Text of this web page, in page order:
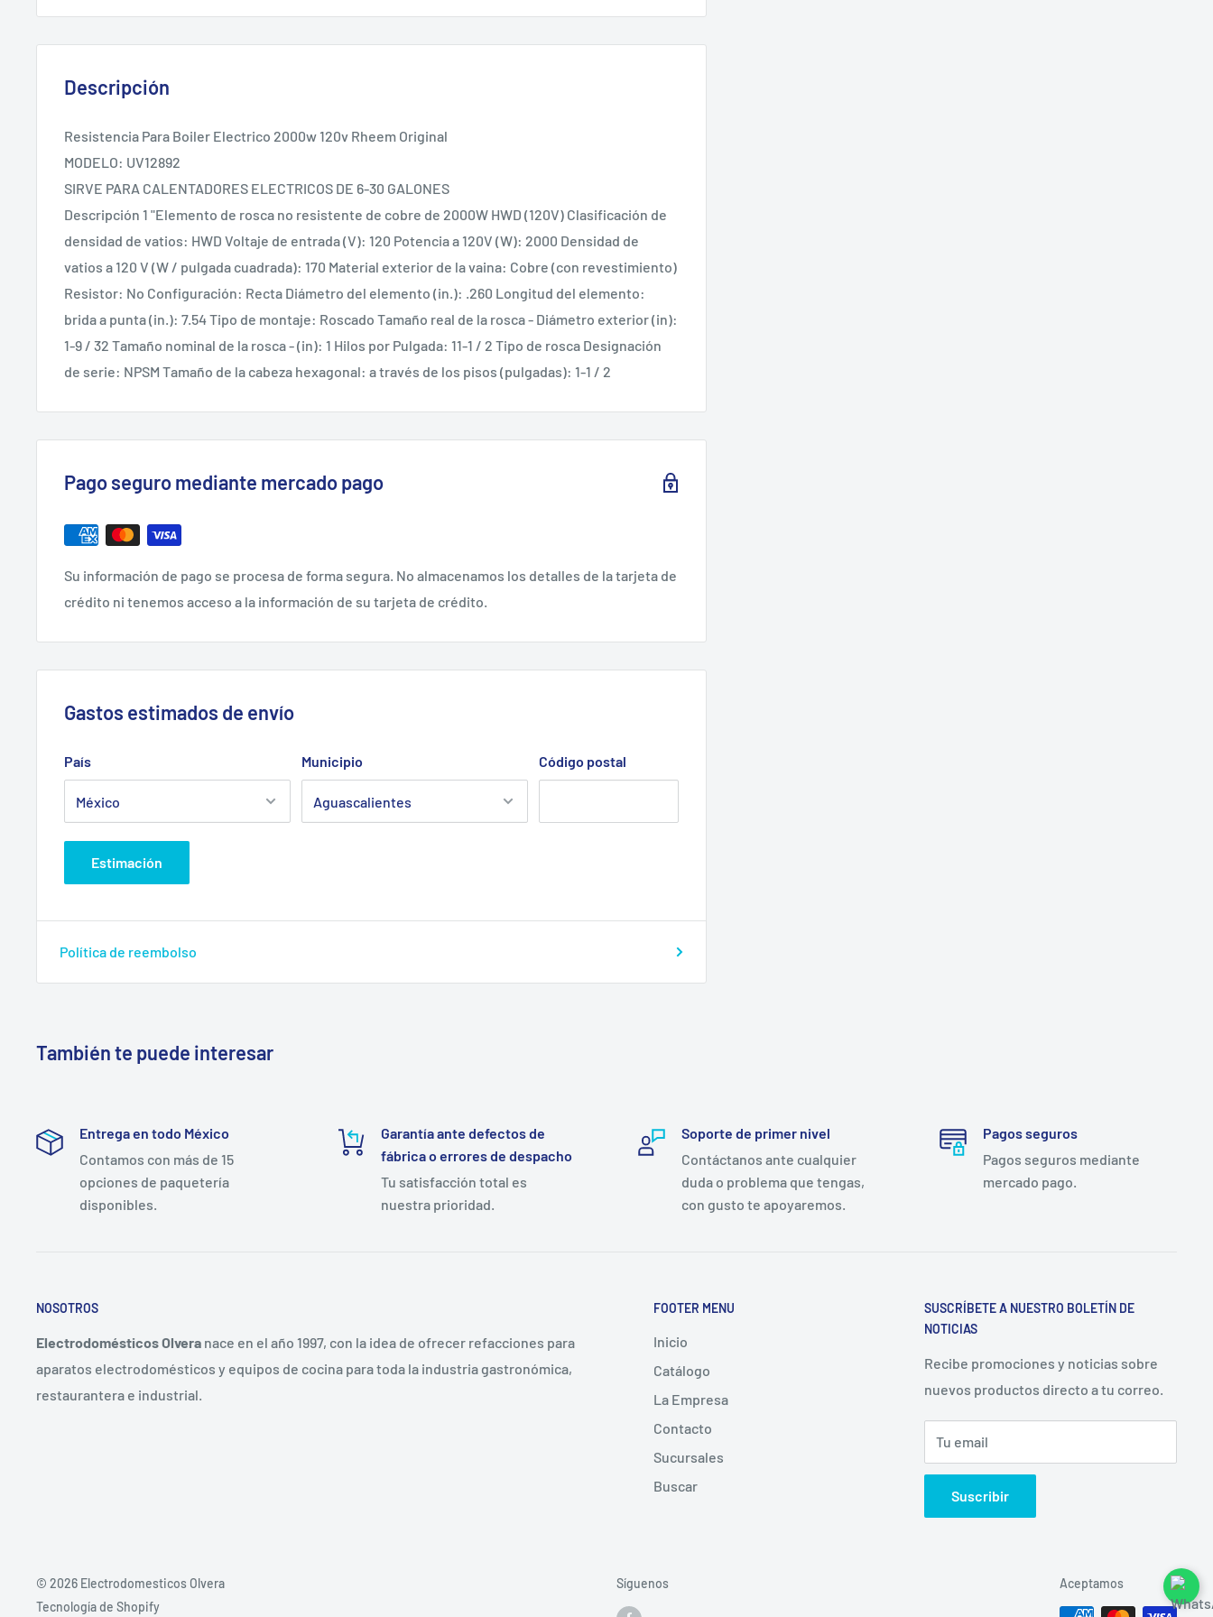
Descripción
Resistencia Para Boiler Electrico 2000w 120v Rheem Original
MODELO: UV12892
SIRVE PARA CALENTADORES ELECTRICOS DE 6-30 GALONES
Descripción 1 "Elemento de rosca no resistente de cobre de 2000W HWD (120V) Clasificación de
densidad de vatios: HWD Voltaje de entrada (V): 120 Potencia a 120V (W): 2000 Densidad de
vatios a 120 V (W / pulgada cuadrada): 170 Material exterior de la vaina: Cobre (con revestimiento)
Resistor: No Configuración: Recta Diámetro del elemento (in.): .260 Longitud del elemento:
brida a punta (in.): 7.54 Tipo de montaje: Roscado Tamaño real de la rosca - Diámetro exterior (in):
1-9 / 32 Tamaño nominal de la rosca - (in): 1 Hilos por Pulgada: 11-1 / 2 Tipo de rosca Designación
de serie: NPSM Tamaño de la cabeza hexagonal: a través de los pisos (pulgadas): 1-1 / 2
Pago seguro mediante mercado pago
Su información de pago se procesa de forma segura. No almacenamos los detalles de la tarjeta de
crédito ni tenemos acceso a la información de su tarjeta de crédito.
Gastos estimados de envío
País Municipio Código postal
Estimación
Política de reembolso
También te puede interesar
Entrega en todo México
Contamos con más de 15
opciones de paquetería
disponibles.
Garantía ante defectos de
fábrica o errores de despacho
Tu satisfacción total es
nuestra prioridad.
Soporte de primer nivel
Contáctanos ante cualquier
duda o problema que tengas,
con gusto te apoyaremos.
Pagos seguros
Pagos seguros mediante
mercado pago.
NOSOTROS
Electrodomésticos Olvera nace en el año 1997, con la idea de ofrecer refacciones para
aparatos electrodomésticos y equipos de cocina para toda la industria gastronómica,
restaurantera e industrial.
FOOTER MENU
Inicio
Catálogo
La Empresa
Contacto
Sucursales
Buscar
SUSCRÍBETE A NUESTRO BOLETÍN DE
NOTICIAS
Recibe promociones y noticias sobre
nuevos productos directo a tu correo.
Tu email
Suscribir
© 2026 Electrodomesticos Olvera
Tecnología de Shopify
Síguenos Aceptamos